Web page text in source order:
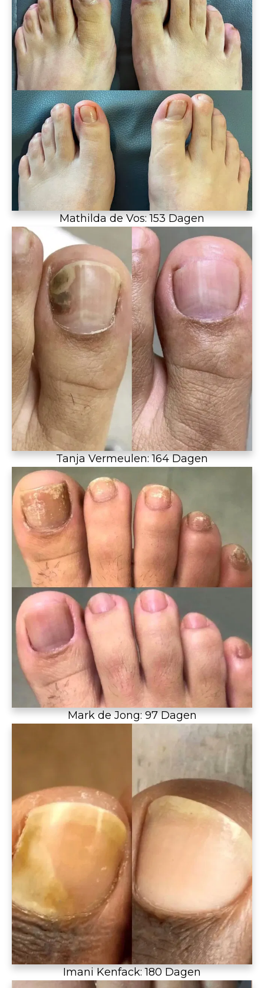
Mathilda de Vos: 153 Dagen
Tanja Vermeulen: 164 Dagen
Mark de Jong: 97 Dagen
Imani Kenfack: 180 Dagen